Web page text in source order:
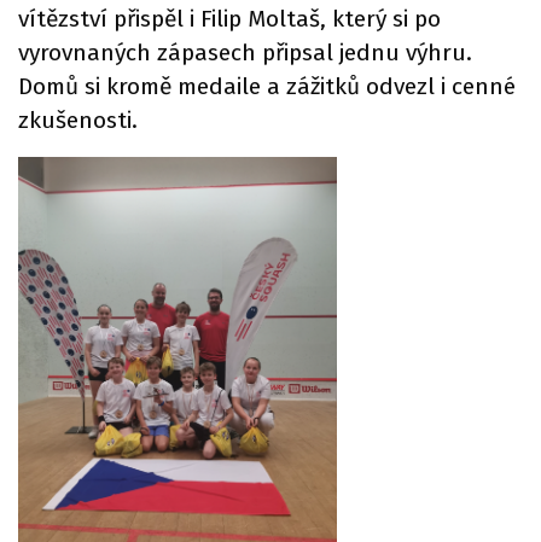
vítězství přispěl i Filip Moltaš, který si po
vyrovnaných zápasech připsal jednu výhru.
Domů si kromě medaile a zážitků odvezl i cenné
zkušenosti.